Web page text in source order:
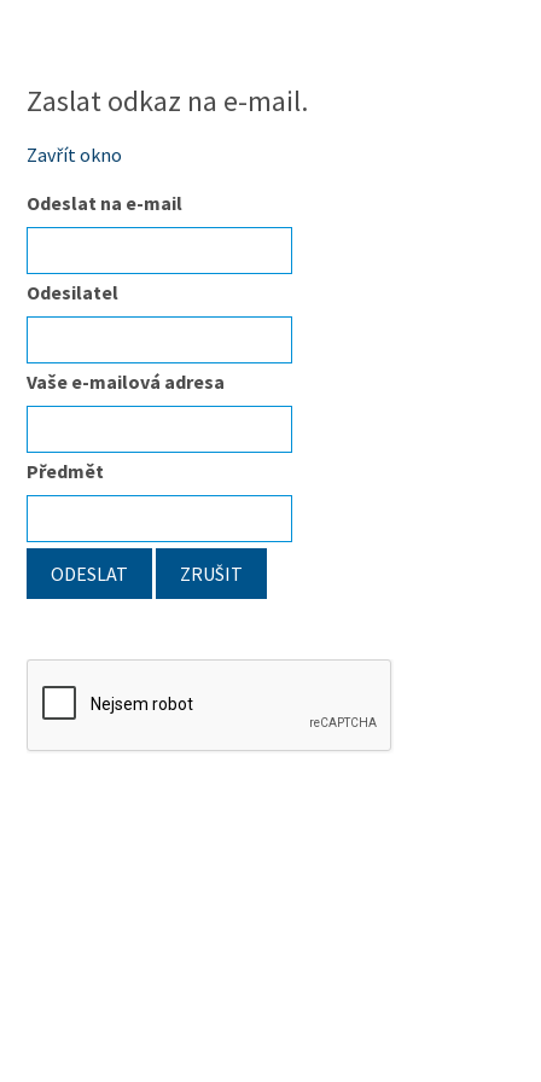
Zaslat odkaz na e-mail.
Zavřít okno
Odeslat na e-mail
Odesilatel
Vaše e-mailová adresa
Předmět
ODESLAT ZRUŠIT